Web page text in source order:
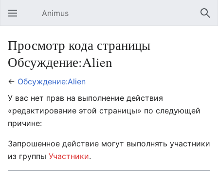
Открыть главное меню Animus
Просмотр кода страницы
Обсуждение:Alien
← Обсуждение:Alien
У вас нет прав на выполнение действия
«редактирование этой страницы» по следующей
причине:
Запрошенное действие могут выполнять участники
из группы Участники.